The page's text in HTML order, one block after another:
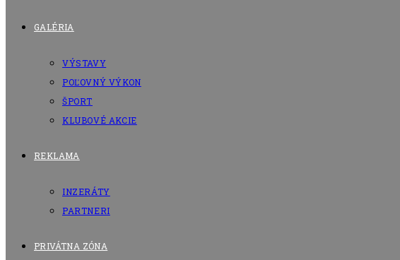
GALÉRIA
VÝSTAVY
POĽOVNÝ VÝKON
ŠPORT
KLUBOVÉ AKCIE
REKLAMA
INZERÁTY
PARTNERI
PRIVÁTNA ZÓNA